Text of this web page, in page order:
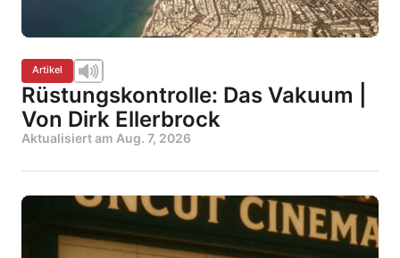
Artikel
Rüstungskontrolle: Das Vakuum |
Von Dirk Ellerbrock
Aktualisiert am Aug. 7, 2026